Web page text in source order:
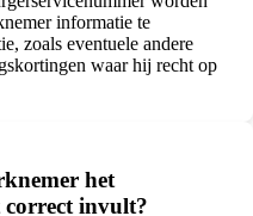
informatie te
zoals eventuele andere
waar hij recht op
het
invult?